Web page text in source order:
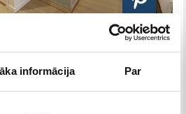
informācija Par
intensīvi izmantotas,
un nodilumizturīgas lamināta
bija arī durvju dizains: durvju